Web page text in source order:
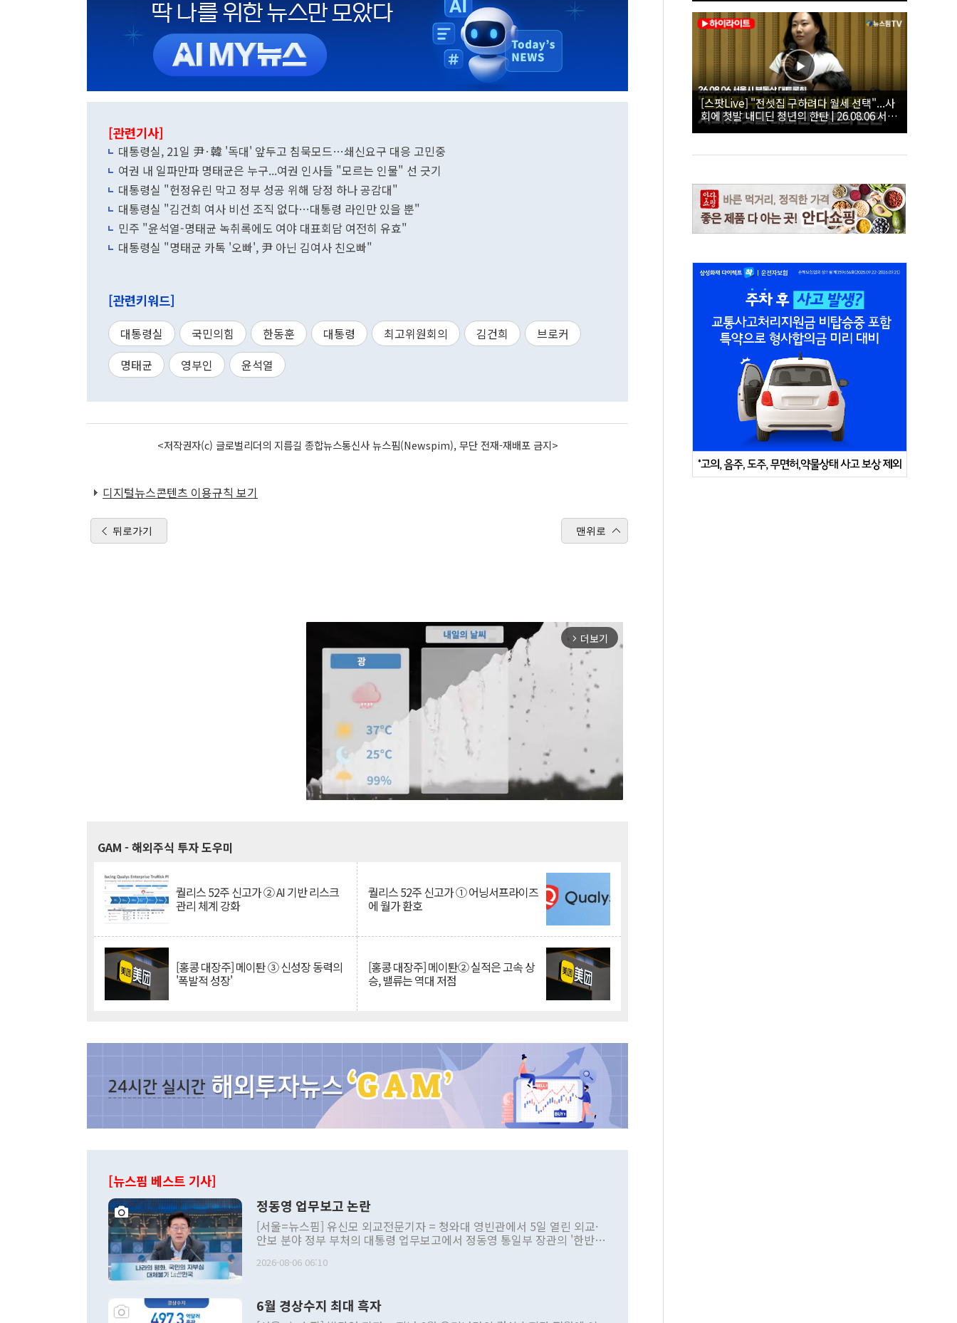
[관련기사]
대통령실, 21일 尹·韓 '독대' 앞두고 침묵모드…쇄신요구 대응 고민중
여권 내 일파만파 명태균은 누구...여권 인사들 "모르는 인물" 선 긋기
대통령실 "헌정유린 막고 정부 성공 위해 당정 하나 공감대"
대통령실 "김건희 여사 비선 조직 없다…대통령 라인만 있을 뿐"
민주 "윤석열-명태균 녹취록에도 여야 대표회담 여전히 유효"
대통령실 "명태균 카톡 '오빠', 尹 아닌 김여사 친오빠"
[관련키워드]
대통령실 국민의힘 한동훈 대통령 최고위원회의 김건희
브로커
명태균
영부인 윤석열
<저작권자(c) 글로벌리더의 지름길 종합뉴스통신사 뉴스핌(Newspim), 무단 전재-재배포 금지>
디지털뉴스콘텐츠 이용규칙 보기
뒤로가기 맨위로
arrow_forward_ios 더보기
GAM - 해외주식 투자 도우미
퀄리스 52주 신고가 ② AI 기반 리스크
관리 체계 강화
퀄리스 52주 신고가 ① 어닝서프라이즈
에 월가 환호
[홍콩 대장주] 메이퇀 ③ 신성장 동력의
'폭발적 성장'
[홍콩 대장주] 메이퇀② 실적은 고속 상
승, 밸류는 역대 저점
[뉴스핌 베스트 기사]
정동영 업무보고 논란
[서울=뉴스핌] 유신모 외교전문기자 = 청와대 영빈관에서 5일 열린 외교·
안보 분야 정부 부처의 대통령 업무보고에서 정동영 통일부 장관의 '한반도
발언 중에는 정부 내 조율을 거치지 않은 사안을 정책으로 추진하겠다고 공
주의적 희망에 근거한 비현실적 구상'이라는 비판을 내놨다. 그동안 정 장
2026-08-06 06:10
6월 경상수지 최대 흑자
[스팟Live] "전셋집 구하려다 월세 선택"...사
회에 첫발 내디딘 청년의 한탄 | 26.08.06 서울
시 부동산 대토론회